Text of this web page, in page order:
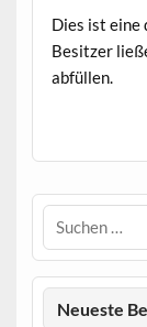
Dies ist eine
Besitzer
abfüllen.
Neueste